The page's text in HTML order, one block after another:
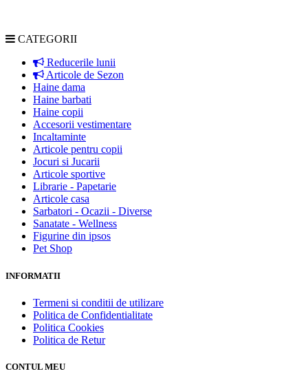
CATEGORII
Reducerile lunii
Articole de Sezon
Haine dama
Haine barbati
Haine copii
Accesorii vestimentare
Incaltaminte
Articole pentru copii
Jocuri si Jucarii
Articole sportive
Librarie - Papetarie
Articole casa
Sarbatori - Ocazii - Diverse
Sanatate - Wellness
Figurine din ipsos
Pet Shop
INFORMATII
Termeni si conditii de utilizare
Politica de Confidentialitate
Politica Cookies
Politica de Retur
CONTUL MEU